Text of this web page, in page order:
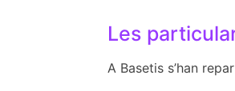
Les
A Basetis s’han